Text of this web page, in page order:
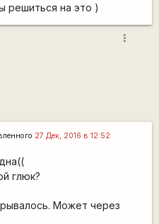
решиться на это )
more_vert
27 Дек, 2016 в 12:52
глюк?
Может через